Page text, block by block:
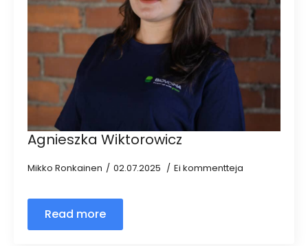
Agnieszka Wiktorowicz
Mikko Ronkainen 02.07.2025 Ei kommentteja
Read more